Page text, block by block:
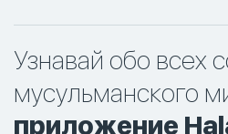
Узнавай обо всех
мусульманского
приложение